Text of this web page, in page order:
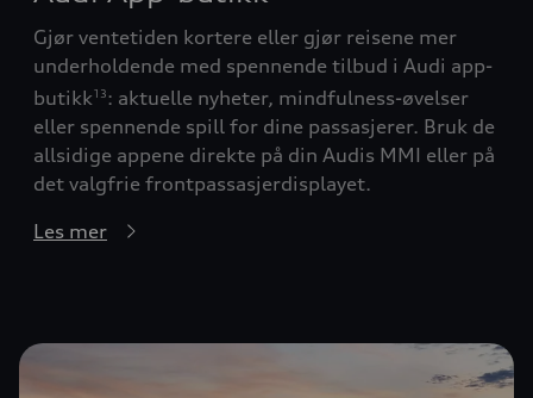
Gjør ventetiden kortere eller gjør reisene mer
underholdende med spennende tilbud i Audi app-
butikk13: aktuelle nyheter, mindfulness-øvelser
eller spennende spill for dine passasjerer. Bruk de
allsidige appene direkte på din Audis MMI eller på
det valgfrie frontpassasjerdisplayet.
Les mer